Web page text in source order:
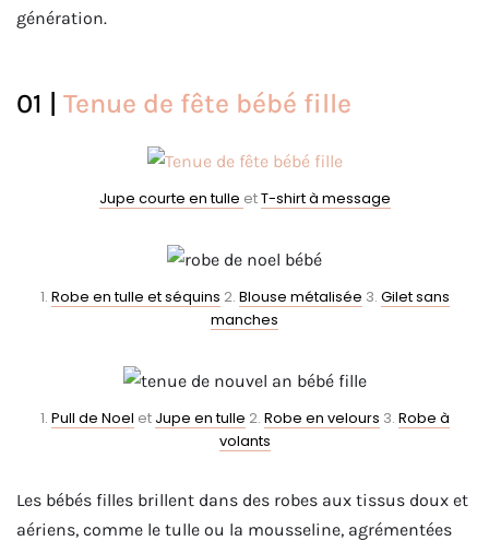
génération.
01 | Tenue de fête bébé fille
Jupe courte en tulle etT-shirt à message
1. Robe en tulle et séquins 2. Blouse métalisée 3. Gilet sans
manches
1. Pull de Noel et Jupe en tulle 2. Robe en velours 3. Robe à
volants
Les bébés filles brillent dans des robes aux tissus doux et
aériens, comme le tulle ou la mousseline, agrémentées